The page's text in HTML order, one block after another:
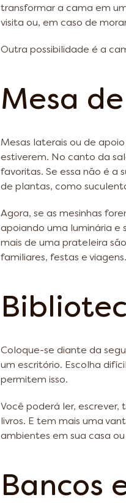
transformar a cama em
visita ou, em caso de
Outra possibilidade é a
Mesa
Mesas laterais ou de
estiverem. No canto da
favoritas. Se essa não é a
de plantas, como
Agora, se as mesinhas
apoiando uma luminária e
mais de uma prateleira
familiares, festas e viagens.
Coloque-se diante da
um escritório. Escolha
permitem isso.
Você poderá ler,
livros. E tem mais uma
ambientes em sua casa
Bancos